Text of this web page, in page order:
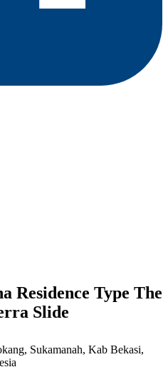
Residence Type The
Slide
Sukamanah, Kab Bekasi,